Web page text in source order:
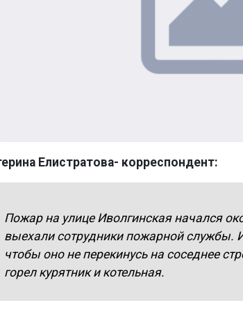
Елистратова- корреспондент:
Пожар на улице Иволгинская начался
выехали сотрудники пожарной службы.
чтобы оно не перекинусь на соседнее
горел курятник и котельная.